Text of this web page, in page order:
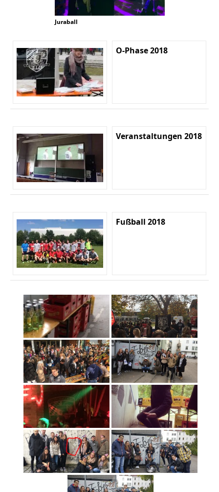
Juraball
O-Phase 2018
Veranstaltungen 2018
Fußball 2018